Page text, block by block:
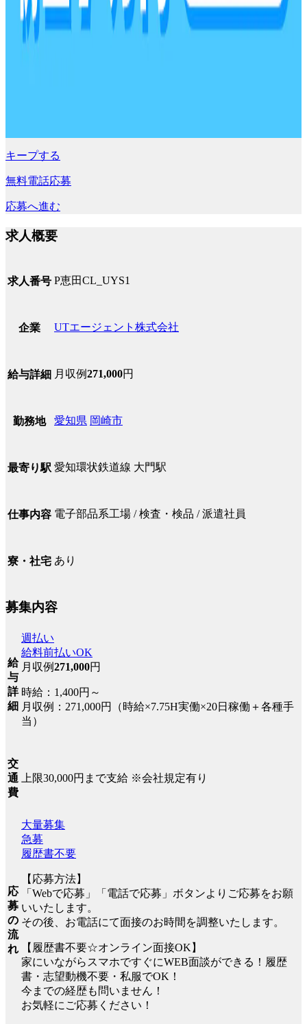
キープする
無料電話応募
応募へ進む
求人概要
求人番号 P恵田CL_UYS1
企業 UTエージェント株式会社
給与詳細 月収例271,000円
勤務地 愛知県 岡崎市
最寄り駅 愛知環状鉄道線 大門駅
仕事内容 電子部品系工場 / 検査・検品 / 派遣社員
寮・社宅 あり
募集内容
給
与
詳
細
週払い
給料前払いOK
月収例271,000円
時給：1,400円～
月収例：271,000円（時給×7.75H実働×20日稼働＋各種手
当）
交
通
費
上限30,000円まで支給 ※会社規定有り
応
募
の
流
れ
大量募集
急募
履歴書不要
【応募方法】
「Webで応募」「電話で応募」ボタンよりご応募をお願
いいたします。
その後、お電話にて面接のお時間を調整いたします。
【履歴書不要☆オンライン面接OK】
家にいながらスマホですぐにWEB面談ができる！履歴
書・志望動機不要・私服でOK！
今までの経歴も問いません！
お気軽にご応募ください！